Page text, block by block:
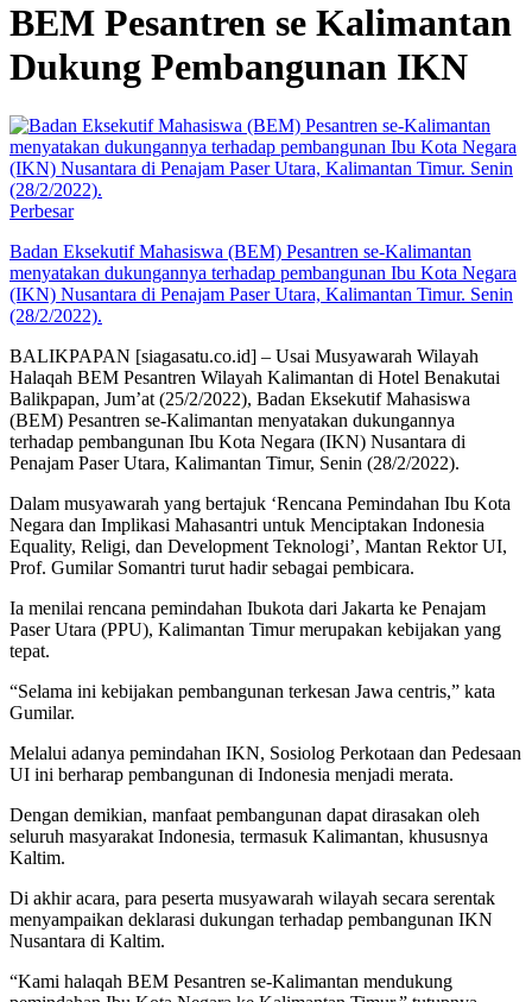
BEM Pesantren se Kalimantan
Dukung Pembangunan IKN
Perbesar
Badan Eksekutif Mahasiswa (BEM) Pesantren se-Kalimantan
menyatakan dukungannya terhadap pembangunan Ibu Kota Negara
(IKN) Nusantara di Penajam Paser Utara, Kalimantan Timur. Senin
(28/2/2022).
BALIKPAPAN [siagasatu.co.id] – Usai Musyawarah Wilayah
Halaqah BEM Pesantren Wilayah Kalimantan di Hotel Benakutai
Balikpapan, Jum’at (25/2/2022), Badan Eksekutif Mahasiswa
(BEM) Pesantren se-Kalimantan menyatakan dukungannya
terhadap pembangunan Ibu Kota Negara (IKN) Nusantara di
Penajam Paser Utara, Kalimantan Timur, Senin (28/2/2022).
Dalam musyawarah yang bertajuk ‘Rencana Pemindahan Ibu Kota
Negara dan Implikasi Mahasantri untuk Menciptakan Indonesia
Equality, Religi, dan Development Teknologi’, Mantan Rektor UI,
Prof. Gumilar Somantri turut hadir sebagai pembicara.
Ia menilai rencana pemindahan Ibukota dari Jakarta ke Penajam
Paser Utara (PPU), Kalimantan Timur merupakan kebijakan yang
tepat.
“Selama ini kebijakan pembangunan terkesan Jawa centris,” kata
Gumilar.
Melalui adanya pemindahan IKN, Sosiolog Perkotaan dan Pedesaan
UI ini berharap pembangunan di Indonesia menjadi merata.
Dengan demikian, manfaat pembangunan dapat dirasakan oleh
seluruh masyarakat Indonesia, termasuk Kalimantan, khususnya
Kaltim.
Di akhir acara, para peserta musyawarah wilayah secara serentak
menyampaikan deklarasi dukungan terhadap pembangunan IKN
Nusantara di Kaltim.
“Kami halaqah BEM Pesantren se-Kalimantan mendukung